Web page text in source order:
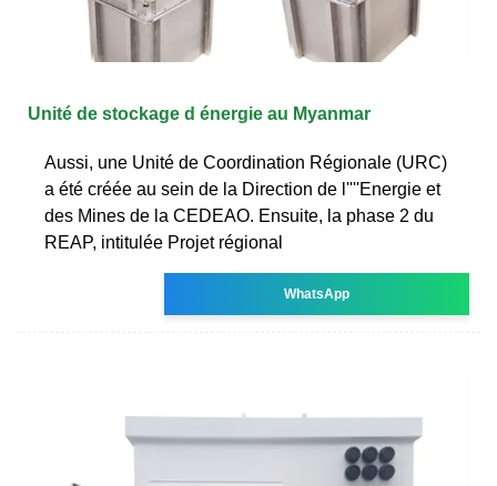
Unité de stockage d énergie au Myanmar
Aussi, une Unité de Coordination Régionale (URC)
a été créée au sein de la Direction de l''''Energie et
des Mines de la CEDEAO. Ensuite, la phase 2 du
REAP, intitulée Projet régional
WhatsApp